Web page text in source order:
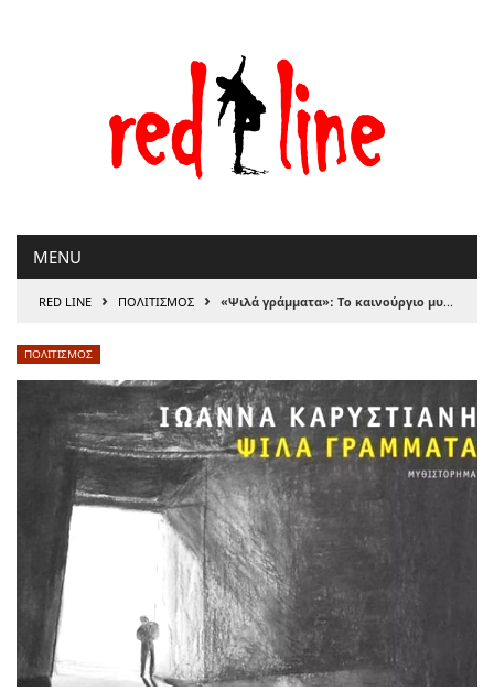
MENU
RED LINE › ΠΟΛΙΤΙΣΜΟΣ › «Ψιλά γράμματα»: Το καινούργιο μυθιστόρημα της Ιωάννας Καρυστιάνη
ΠΟΛΙΤΙΣΜΟΣ